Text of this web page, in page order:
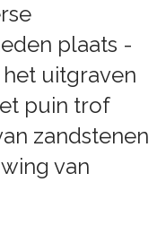
plaats -
uitgraven
puin trof
zandstenen
van